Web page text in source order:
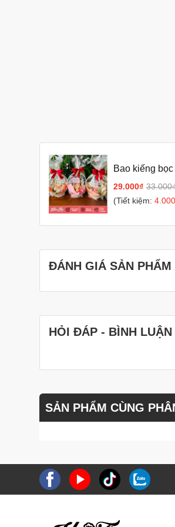
Bao kiếng
29.000₫
(Tiết kiệm:
ĐÁNH GIÁ SẢN PHẨM
HỎI ĐÁP - BÌNH LUẬN
SẢN PHẨM CÙNG